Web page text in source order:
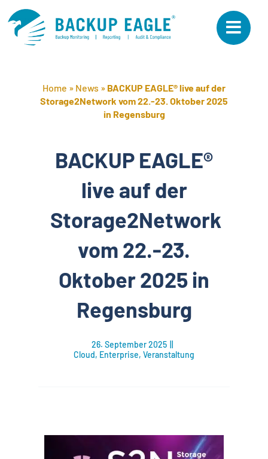
Skip
to
content
Home » News » BACKUP EAGLE® live auf der
Storage2Network vom 22.-23. Oktober 2025
in Regensburg
BACKUP EAGLE®
live auf der
Storage2Network
vom 22.-23.
Oktober 2025 in
Regensburg
26. September 2025
Cloud, Enterprise, Veranstaltung